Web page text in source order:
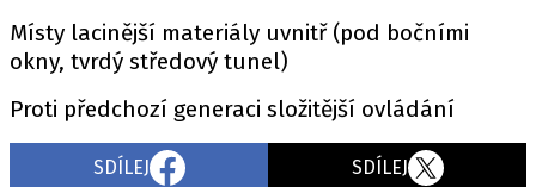
Místy lacinější materiály uvnitř (pod bočními
okny, tvrdý středový tunel)
Proti předchozí generaci složitější ovládání
SDÍLEJ SDÍLEJ